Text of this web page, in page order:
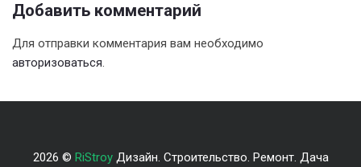
Добавить комментарий
Для отправки комментария вам необходимо
авторизоваться.
2026 © RiStroyДизайн. Строительство. Ремонт. Дача